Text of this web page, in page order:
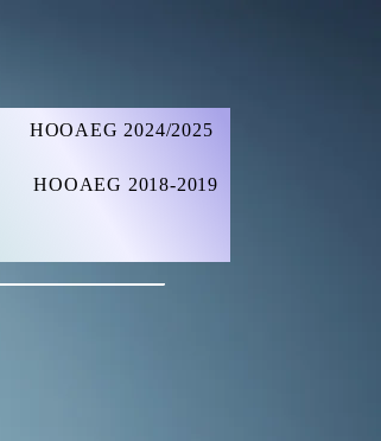
HOOAEG 2024/2025
HOOAEG 2018-2019